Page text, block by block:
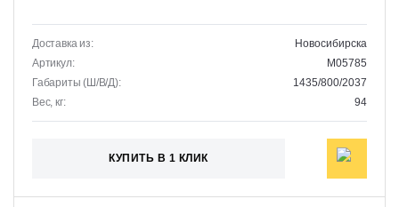
Доставка из:
Новосибирска
Артикул:
M05785
Габариты (Ш/В/Д):
1435/800/2037
Вес, кг:
94
КУПИТЬ В 1 КЛИК